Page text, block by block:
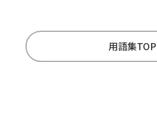
用語集TOP